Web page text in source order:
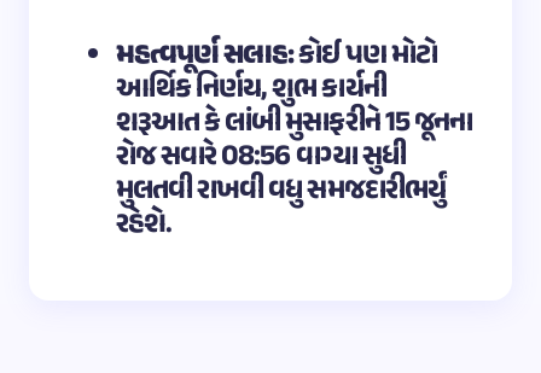
મહત્વપૂર્ણ સલાહ:કોઈ પણ મોટો
આર્થિક નિર્ણય, શુભ કાર્યની
શરૂઆત કે લાંબી મુસાફરીને 15 જૂનના
રોજ સવારે 08:56 વાગ્યા સુધી
મુલતવી રાખવી વધુ સમજદારીભર્યું
રહેશે.